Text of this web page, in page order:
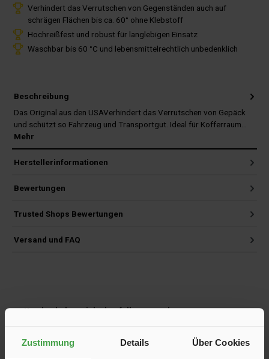
Zustimmung Details Über Cookies
Verhindert das Verrutschen von Gegenständen auch auf
schrägen Flächen bis ca. 60° ohne Klebstoff
Hochreißfest und robust für langlebigen Einsatz
Waschbar bis 60 °C und lebensmittelrechtlich unbedenklich
Beschreibung
Das Original aus den USAVerhindert das Verrutschen von Gepäck
und schützt so Fahrzeug und Transportgut. Ideal für Kofferraum…
Mehr
Herstellerinformationen
Bewertungen
Trusted Shops Bewertungen
Versand und FAQ
Produktgalerie überspringen
Kunden haben sich ebenfalls angesehen